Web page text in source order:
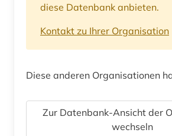
diese Datenbank anbieten.
Kontakt zu Ihrer Organisation
Diese anderen Organisationen
Zur Datenbank-Ansicht der
wechseln